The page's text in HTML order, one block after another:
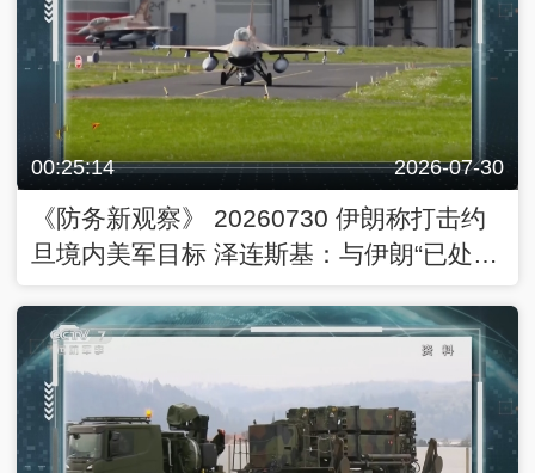
00:25:14 2026-07-30
《防务新观察》 20260730 伊朗称打击约
旦境内美军目标 泽连斯基：与伊朗“已处于